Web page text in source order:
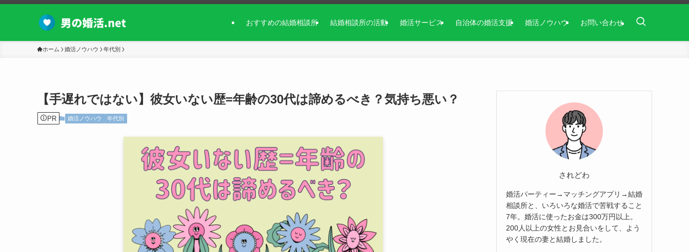
おすすめの結婚相談所 結婚相談所の活動 婚活サービス 自治体の婚活支援 婚活ノウハウ お問い合わせ
ホーム 婚活ノウハウ 年代別
【手遅れではない】彼女いない歴=年齢の30代は諦めるべき？気持ち悪い？
PR 婚活ノウハウ 年代別
されどわ
婚活パーティー→マッチングアプリ→結婚
相談所と、いろいろな婚活で苦戦すること
7年。婚活に使ったお金は300万円以上。
200人以上の女性とお見合いをして、よう
やく現在の妻と結婚しました。